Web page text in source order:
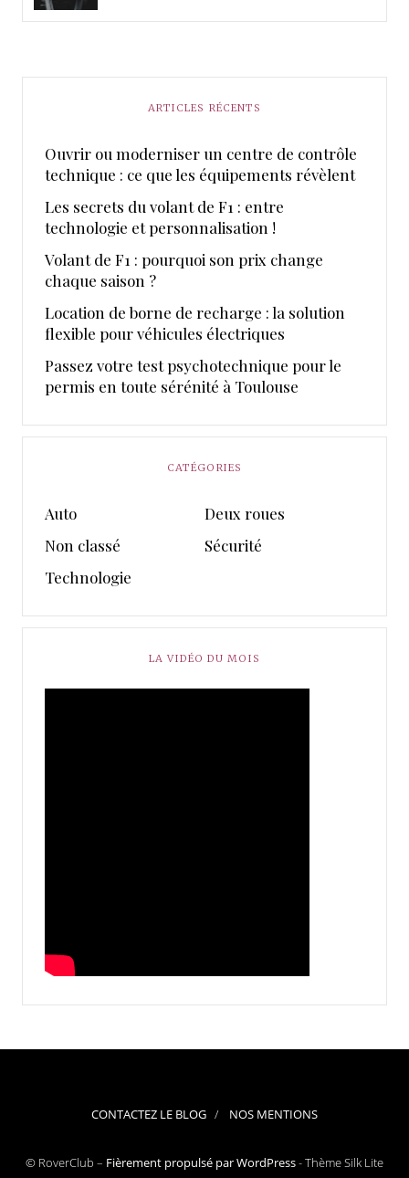
ARTICLES RÉCENTS
Ouvrir ou moderniser un centre de contrôle
technique : ce que les équipements révèlent
Les secrets du volant de F1 : entre
technologie et personnalisation !
Volant de F1 : pourquoi son prix change
chaque saison ?
Location de borne de recharge : la solution
flexible pour véhicules électriques
Passez votre test psychotechnique pour le
permis en toute sérénité à Toulouse
CATÉGORIES
Auto
Deux roues
Non classé
Sécurité
Technologie
LA VIDÉO DU MOIS
CONTACTEZ LE BLOG NOS MENTIONS
© RoverClub – Fièrement propulsé par WordPress-Thème Silk Lite